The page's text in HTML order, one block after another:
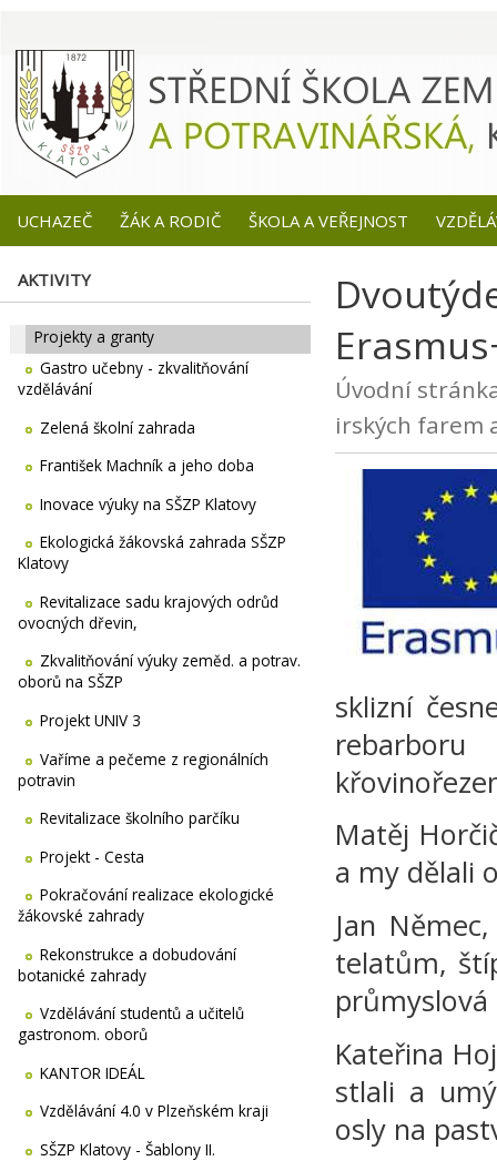
UCHAZEČ ŽÁK A RODIČ ŠKOLA A VEŘEJNOST
AKTIVITY
Projekty a granty
Gastro učebny - zkvalitňování
vzdělávání
Zelená školní zahrada
František Machník a jeho doba
Inovace výuky na SŠZP Klatovy
Ekologická žákovská zahrada SŠZP
Klatovy
Revitalizace sadu krajových odrůd
ovocných dřevin,
Zkvalitňování výuky zeměd. a potrav.
oborů na SŠZP
Projekt UNIV 3
Vaříme a pečeme z regionálních
potravin
Revitalizace školního parčíku
Projekt - Cesta
Pokračování realizace ekologické
žákovské zahrady
Rekonstrukce a dobudování
botanické zahrady
Vzdělávání studentů a učitelů
gastronom. oborů
KANTOR IDEÁL
Vzdělávání 4.0 v Plzeňském kraji
SŠZP Klatovy - Šablony II.
Úvodní
irských farem
sklizní
Matěj
a my dělali
Jan
telatům,
průmyslová
Kateřina
stlali a
osly na